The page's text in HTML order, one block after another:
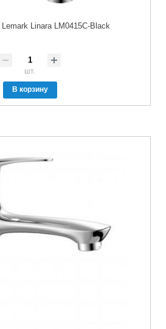
Linara LM0415C-Black
шт.
В корзину